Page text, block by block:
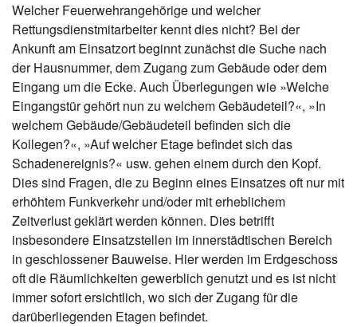
Welcher Feuerwehrangehörige und welcher
Rettungsdienstmitarbeiter kennt dies nicht? Bei der
Ankunft am Einsatzort beginnt zunächst die Suche nach
der Hausnummer, dem Zugang zum Gebäude oder dem
Eingang um die Ecke. Auch Überlegungen wie »Welche
Eingangstür gehört nun zu welchem Gebäudeteil?«, »In
welchem Gebäude/Gebäudeteil befinden sich die
Kollegen?«, »Auf welcher Etage befindet sich das
Schadenereignis?« usw. gehen einem durch den Kopf.
Dies sind Fragen, die zu Beginn eines Einsatzes oft nur mit
erhöhtem Funkverkehr und/oder mit erheblichem
Zeitverlust geklärt werden können. Dies betrifft
insbesondere Einsatzstellen im innerstädtischen Bereich
in geschlossener Bauweise. Hier werden im Erdgeschoss
oft die Räumlichkeiten gewerblich genutzt und es ist nicht
immer sofort ersichtlich, wo sich der Zugang für die
darüberliegenden Etagen befindet.